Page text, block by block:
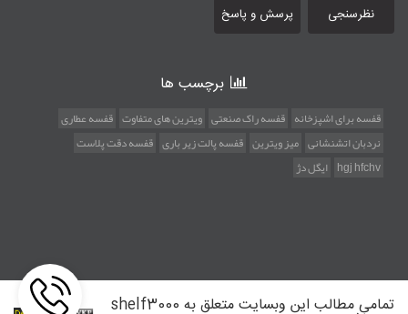
نظرسنجی پرسش و پاسخ
برچسب ها
قفسه برای اشپزخانه قفسه راک صنعتی ویترین های متفاوت قفسه عطاری
نردبان اتشنشانی میز ویترین قفسه پالت زیر باری قفسه دقت پلاست
hgj hfchv ایگل دژ
تمامی مطالب این وبسایت متعلق به shelf3000